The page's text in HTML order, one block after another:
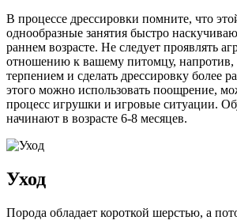
В процессе дрессировки помните, что
однообразные занятия быстро
раннем возрасте. Не следует проявлять
отношению к вашему питомцу, напротив,
терпением и сделать дрессировку более
этого можно использовать поощрение,
процесс игрушки и игровые ситуации.
начинают в возрасте 6-8 месяцев.
Уход
Порода обладает короткой шерстью, а